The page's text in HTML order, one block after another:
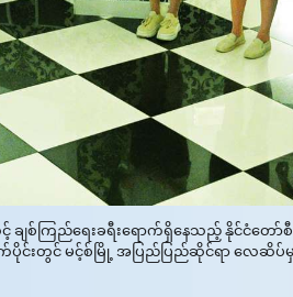
ကြည်ရေးခရီးရောက်ရှိနေသည့် နိုင်ငံတော်စီမံအု
းတွင် မင့်စ်မြို့ အပြည်ပြည်ဆိုင်ရာ လေဆိပ်မှ